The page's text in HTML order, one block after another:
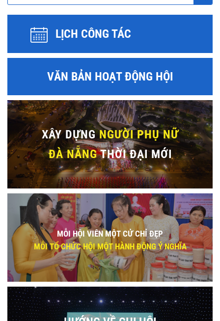
LỊCH CÔNG TÁC
VĂN BẢN HOẠT ĐỘNG HỘI
XÂY DỰNGNGƯỜI PHỤ NỮ
ĐÀ NẴNGTHỜI ĐẠI MỚI
MỖI HỘI VIÊN MỘT CỬ CHỈ ĐẸP
MỖI TỔ CHỨC HỘI MỘT HÀNH ĐỘNG Ý NGHĨA